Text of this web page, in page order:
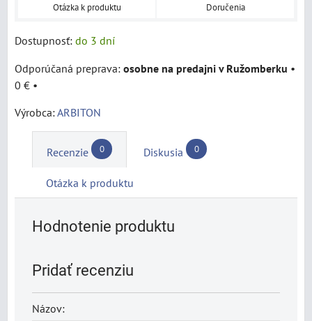
Otázka k produktu Doručenia
Dostupnosť: do 3 dní
osobne na predajni v Ružomberku •
0 € •
Výrobca:ARBITON
Recenzie 0 Diskusia 0
Otázka k produktu
Hodnotenie produktu
Pridať recenziu
Názov: